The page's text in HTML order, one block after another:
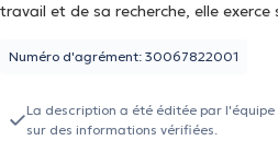
travail et de sa recherche, elle
à instaurer un climat rassurant, à
est de rendre chaque visite une
la confiance et la sérénité de ses
Numéro d'agrément: 30067822001
La description a été éditée par
sur des informations vérifiées.